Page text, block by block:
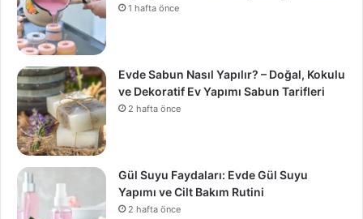
1 hafta önce
Evde Sabun Nasıl Yapılır? – Doğal, Kokulu
ve Dekoratif Ev Yapımı Sabun Tarifleri
2 hafta önce
Gül Suyu Faydaları: Evde Gül Suyu
Yapımı ve Cilt Bakım Rutini
2 hafta önce